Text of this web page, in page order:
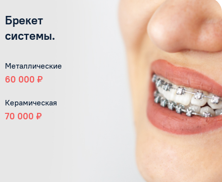
Брекет
системы.
Металлические
60 000 ₽
Керамическая
70 000 ₽